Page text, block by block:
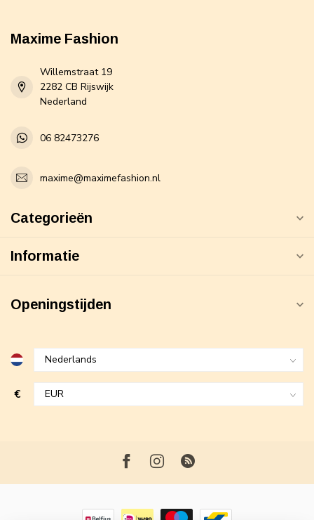
Maxime Fashion
Willemstraat 19
2282 CB Rijswijk
Nederland
06 82473276
maxime@maximefashion.nl
Categorieën
Informatie
Openingstijden
€